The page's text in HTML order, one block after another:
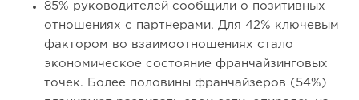
85% руководителей сообщили о позитивных
отношениях с партнерами. Для 42% ключевым
фактором во взаимоотношениях стало
экономическое состояние франчайзинговых
точек. Более половины франчайзеров (54%)